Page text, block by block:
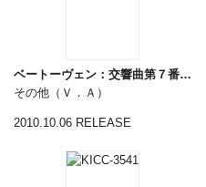
ベートーヴェン：交響曲第７番、第８番
その他（Ｖ．Ａ）
2010.10.06 RELEASE